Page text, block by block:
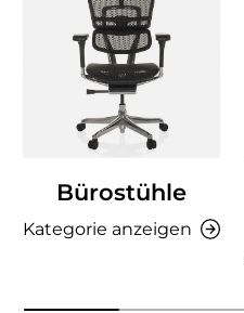
Bürostühle
Kategorie anzeigen